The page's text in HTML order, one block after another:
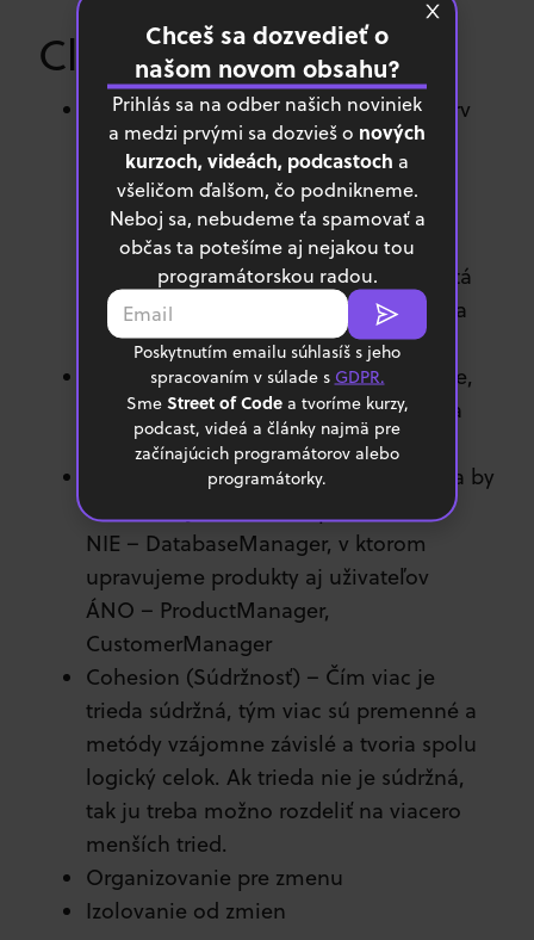
Classes (Triedy)
Triedy sú nejako zorgazinované (najprv
premenné a to tiež v poradí konštánt,
public premenných a private. Potom
máme konštruktor a za tým public
metódy. Ak nejaká public metóda
obsahuje v sebe private metódu, tak tá
private metóda by mala byť v triede za
tou public metódou.
Enkapsulácia – Využitie public, private,
protected a package-private funkcie a
premenné.
Single responsibility principle – Trieda by
mala mať jeden dôvod pre zmenu.
NIE – DatabaseManager, v ktorom
upravujeme produkty aj uživateľov
ÁNO – ProductManager,
CustomerManager
Cohesion (Súdržnosť) – Čím viac je
trieda súdržná, tým viac sú premenné a
metódy vzájomne závislé a tvoria spolu
logický celok. Ak trieda nie je súdržná,
tak ju treba možno rozdeliť na viacero
menších tried.
Organizovanie pre zmenu
Izolovanie od zmien
Chceš sa dozvedieť o
našom novom obsahu?
Prihlás sa na odber našich noviniek
a medzi prvými sa dozvieš o nových
kurzoch, videách, podcastoch a
všeličom ďalšom, čo podnikneme.
Neboj sa, nebudeme ťa spamovať a
občas ta potešíme aj nejakou tou
programátorskou radou.
Poskytnutím emailu súhlasíš s jeho
spracovaním v súlade s GDPR.
Sme Street of Codea tvoríme kurzy,
podcast, videá a články najmä pre
začínajúcich programátorov alebo
programátorky.